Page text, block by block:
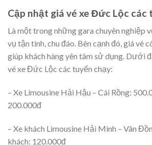
Cập nhật giá vé xe Đức Lộc các
Là một trong những gara chuyên nghiệp
vụ tận tình, chu đáo. Bên cạnh đó, giá vé
giúp khách hàng yên tâm sử dụng. Dưới
vé xe Đức Lộc các tuyến chạy:
– Xe Limousine Hải Hậu – Cái Rồng:
200.000đ
– Xe khách Limousine Hải Minh – Vân
khách: 120.000đ